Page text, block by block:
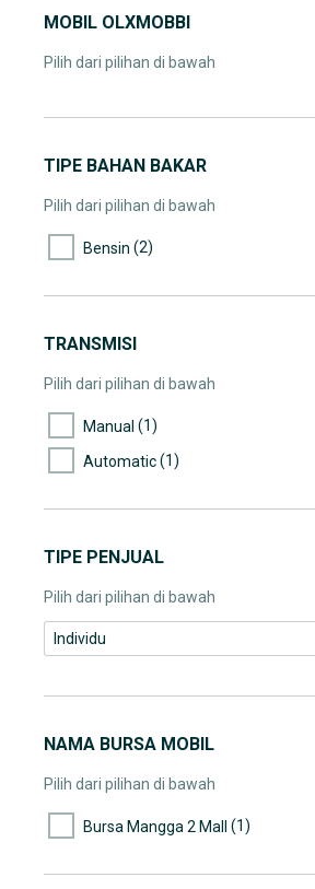
MOBIL OLXMOBBI
Pilih dari pilihan di bawah
TIPE BAHAN BAKAR
Pilih dari pilihan di bawah
Bensin (2)
TRANSMISI
Pilih dari pilihan di bawah
Manual (1)
Automatic(1)
TIPE PENJUAL
Pilih dari pilihan di bawah
Individu
NAMA BURSA MOBIL
Pilih dari pilihan di bawah
Bursa Mangga 2 Mall (1)